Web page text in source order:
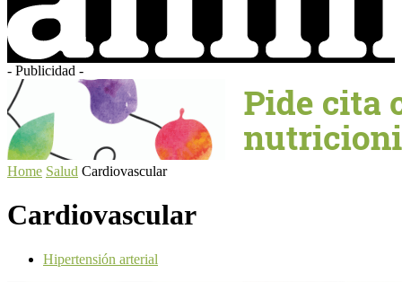
- Publicidad -
Home Salud Cardiovascular
Cardiovascular
Hipertensión arterial